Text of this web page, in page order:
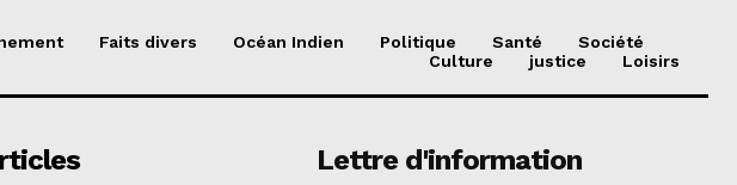
Faits divers Océan Indien Politique Santé
Société
Culture
justice Loisirs
Lettre d'information